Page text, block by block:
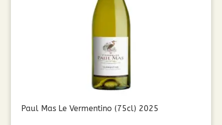
Paul Mas Le Vermentino (75cl) 2025